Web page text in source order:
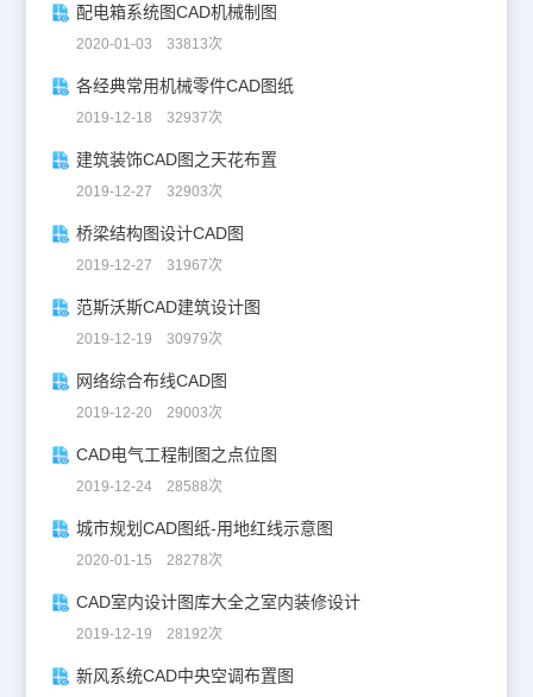
配电箱系统图CAD机械制图
2020-01-03 33813次
各经典常用机械零件CAD图纸
2019-12-18 32937次
建筑装饰CAD图之天花布置
2019-12-27 32903次
桥梁结构图设计CAD图
2019-12-27 31967次
范斯沃斯CAD建筑设计图
2019-12-19 30979次
网络综合布线CAD图
2019-12-20 29003次
CAD电气工程制图之点位图
2019-12-24 28588次
城市规划CAD图纸-用地红线示意图
2020-01-15 28278次
CAD室内设计图库大全之室内装修设计
2019-12-19 28192次
新风系统CAD中央空调布置图